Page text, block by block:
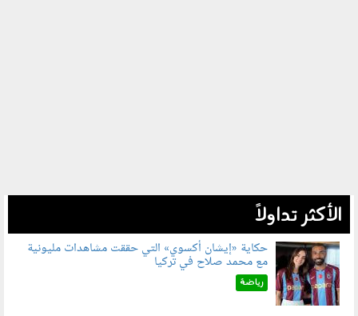
الأكثر تداولاً
080802.jpg
حكاية «إيشان أكسوي» التي حققت مشاهدات مليونية
مع محمد صلاح في تركيا
رياضة